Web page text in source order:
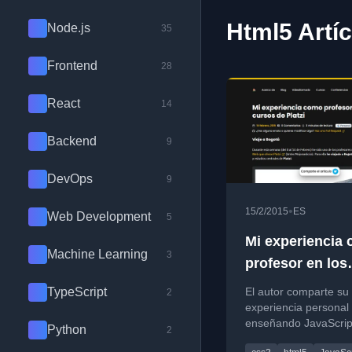
Node.js 35
Frontend 28
React 14
Backend 9
DevOps 9
Web Development 5
Machine Learning 3
TypeScript 2
Python 2
Html5
15/2/2015• ES
Mi experiencia
profesor en los
cursos de Platzi
El autor comparte su
experiencia personal
enseñando